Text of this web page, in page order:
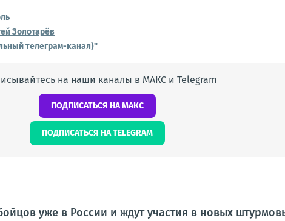
Золотарёв
телеграм-канал)"
на наши каналы в МАКС и Telegram
ПОДПИСАТЬСЯ НА МАКС
ПОДПИСАТЬСЯ НА TELEGRAM
уже в России и ждут участия в новых